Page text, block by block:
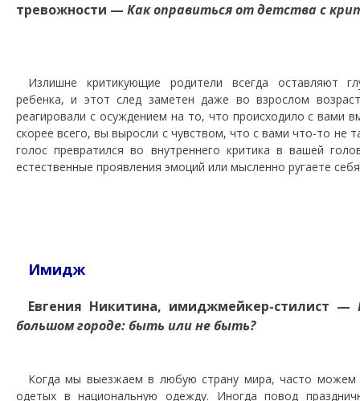
тревожности — Как оправиться от детства с
Излишне критикующие родители всегда оставляют
ребенка, и этот след заметен даже во взрослом
реагировали с осуждением на то, что происходило с вами
скорее всего, вы выросли с чувством, что с вами что-то не
голос превратился во внутреннего критика в вашей
естественные проявления эмоций или мысленно ругаете
Имидж
Евгения Никитина, имиджмейкер-стилист —
большом городе: быть или не быть?
Когда мы выезжаем в любую страну мира, часто можем
одетых в национальную одежду. Иногда повод